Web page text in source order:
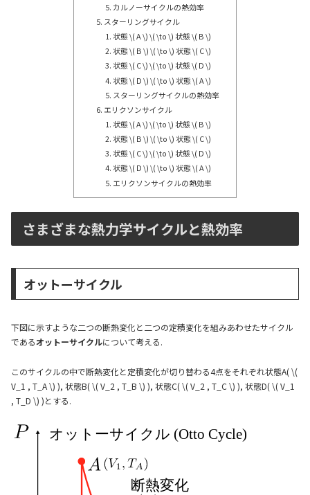
カルノーサイクルの熱効率
スターリングサイクル
状態 \( A \) \( \to \) 状態 \( B \)
状態 \( B \) \( \to \) 状態 \( C \)
状態 \( C \) \( \to \) 状態 \( D \)
状態 \( D \) \( \to \) 状態 \( A \)
スターリングサイクルの熱効率
エリクソンサイクル
状態 \( A \) \( \to \) 状態 \( B \)
状態 \( B \) \( \to \) 状態 \( C \)
状態 \( C \) \( \to \) 状態 \( D \)
状態 \( D \) \( \to \) 状態 \( A \)
エリクソンサイクルの熱効率
さまざまな熱力学サイクルと熱効率
オットーサイクル
下図に示すような二つの断熱変化と二つの定積変化を組みあわせたサイクル
であるオットーサイクルについて考える.
このサイクルの中で断熱変化と定積変化が切り替わる4点をそれぞれ状態A( \(
V_1 , T_A \) ), 状態B( \( V_2 , T_B \) ), 状態C( \( V_2 , T_C \) ), 状態D( \( V_1
, T_D \) )とする.